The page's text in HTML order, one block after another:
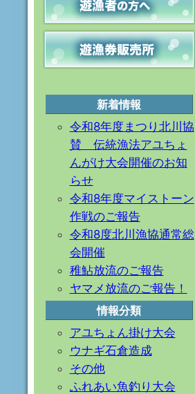
新着情報
令和8年度まつり北川協
賛 伝統漁法アユちょ
んがけ大会開催のお知
らせ
令和8年度マイストーン
作戦のご報告
令和8度北川漁協通常総
会開催
稚鮎放流のご報告
ヤマメ放流のご報告！
情報分類
アユちょん掛け大会
ウナギ石倉造成
その他
ふれあい魚釣り大会